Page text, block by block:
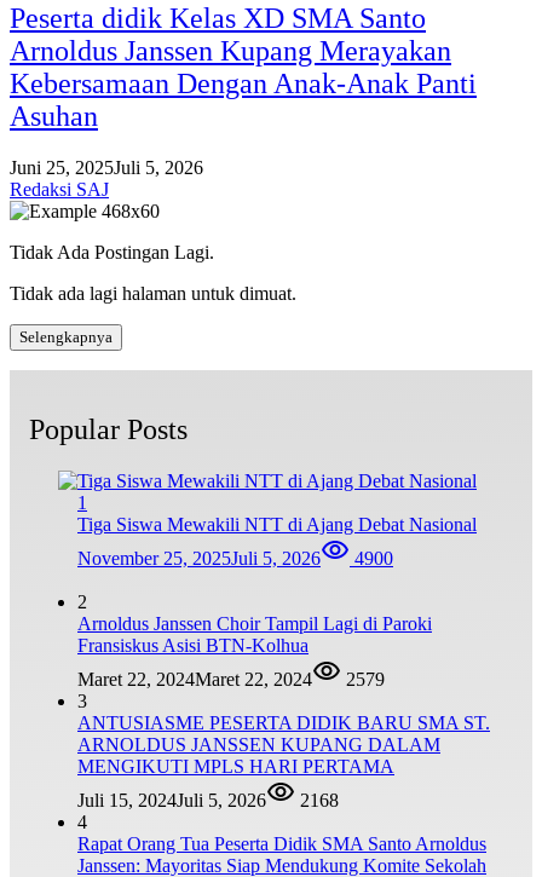
Peserta didik Kelas XD SMA Santo
Arnoldus Janssen Kupang Merayakan
Kebersamaan Dengan Anak-Anak Panti
Asuhan
Juni 25, 2025Juli 5, 2026
Redaksi SAJ
Tidak Ada Postingan Lagi.
Tidak ada lagi halaman untuk dimuat.
Selengkapnya
Popular Posts
1
Tiga Siswa Mewakili NTT di Ajang Debat Nasional
November 25, 2025Juli 5, 2026 4900
2
Arnoldus Janssen Choir Tampil Lagi di Paroki
Fransiskus Asisi BTN-Kolhua
Maret 22, 2024Maret 22, 2024
2579
3
ANTUSIASME PESERTA DIDIK BARU SMA ST.
ARNOLDUS JANSSEN KUPANG DALAM
MENGIKUTI MPLS HARI PERTAMA
Juli 15, 2024Juli 5, 2026
2168
4
Rapat Orang Tua Peserta Didik SMA Santo Arnoldus
Janssen: Mayoritas Siap Mendukung Komite Sekolah